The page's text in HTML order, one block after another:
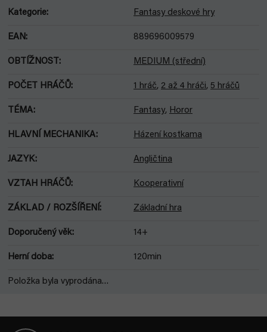
Kategorie: Fantasy deskové hry
EAN: 889696009579
OBTÍŽNOST : MEDIUM (střední)
POČET HRÁČŮ: 1 hráč, 2 až 4 hráči, 5 hráčů
TÉMA: Fantasy, Horor
HLAVNÍ MECHANIKA: Házení kostkama
JAZYK: Angličtina
VZTAH HRÁČŮ: Kooperativní
ZÁKLAD / ROZŠÍŘENÍ: Základní hra
Doporučený věk: 14+
Herní doba: 120min
Položka byla vyprodána…